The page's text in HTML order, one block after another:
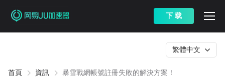
下 载
首頁 資訊 暴雪戰網帳號註冊失敗的解決方案！
繁體中文